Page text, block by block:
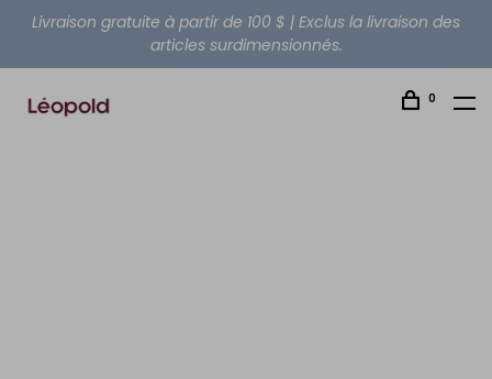
Livraison gratuite à partir de 100 $ | Exclus la livraison des
articles surdimensionnés.
0